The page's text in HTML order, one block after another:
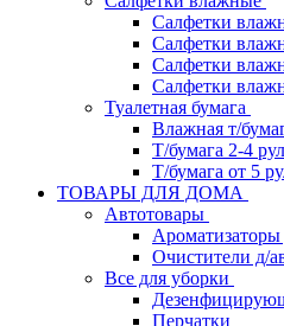
Салфетки
Салфетки
Салфетки
Салфетки
Туалетная бумага
Влажная т/
Т/бумага 2-4
Т/бумага от 5
ТОВАРЫ ДЛЯ ДОМА
Автотовары
Ароматизаторы
Очистители д/
Все для уборки
Перчатки